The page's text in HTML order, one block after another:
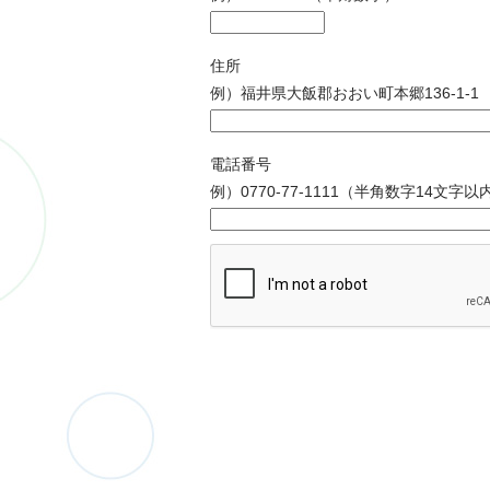
住所
例）福井県大飯郡おおい町本郷136-1-1
電話番号
例）0770-77-1111（半角数字14文字以